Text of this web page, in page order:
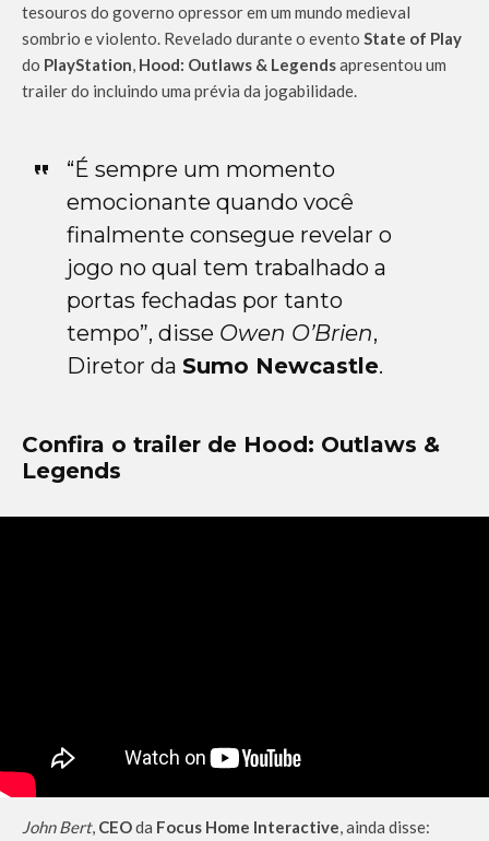
tesouros do governo opressor em um mundo medieval
sombrio e violento. Revelado durante o evento State of Play
do PlayStation, Hood: Outlaws & Legendsapresentou um
trailer do incluindo uma prévia da jogabilidade.
“É sempre um momento
emocionante quando você
finalmente consegue revelar o
jogo no qual tem trabalhado a
portas fechadas por tanto
tempo”, disse Owen O’Brien,
Diretor da Sumo Newcastle.
Confira o trailer de Hood: Outlaws &
Legends
John Bert, CEOda Focus Home Interactive, ainda disse: